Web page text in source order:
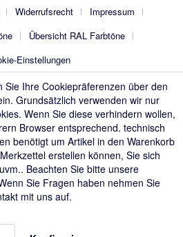
Widerrufsrecht
Impressum
Übersicht RAL Farbtöne
Einstellungen
Sie Ihre Cookiepräferenzen über den
Grundsätzlich verwenden wir nur
Wenn Sie diese verhindern wollen,
Browser entsprechend. technisch
benötigt um Artikel in den Warenkorb
erstellen können, Sie sich
Beachten Sie bitte unsere
Sie Fragen haben nehmen Sie
mit uns auf.